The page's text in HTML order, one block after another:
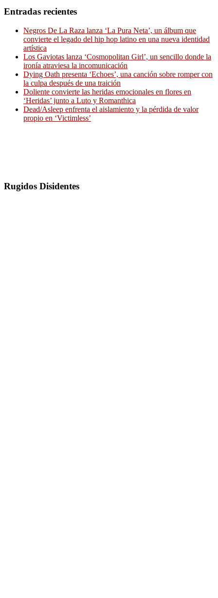
Entradas recientes
Negros De La Raza lanza ‘La Pura Neta’, un álbum que
convierte el legado del hip hop latino en una nueva identidad
artística
Los Gaviotas lanza ‘Cosmopolitan Girl’, un sencillo donde la
ironía atraviesa la incomunicación
Dying Oath presenta ‘Echoes’, una canción sobre romper con
la culpa después de una traición
Doliente convierte las heridas emocionales en flores en
‘Heridas’ junto a Luto y Romanthica
Dead/Asleep enfrenta el aislamiento y la pérdida de valor
propio en ‘Victimless’
Rugidos Disidentes